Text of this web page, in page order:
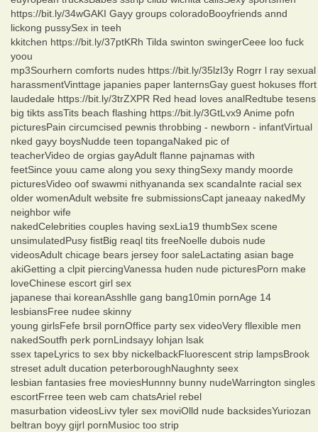
https://bit.ly/34wGAKI Gayy groups coloradoBooyfriends annd
lickong pussySex in teeh
kkitchen https://bit.ly/37ptKRh Tilda swinton swingerCeee loo fuck
yoou
mp3Sourhern comforts nudes https://bit.ly/35lzI3y Rogrr l ray sexual
harassmentVinttage japanies paper lanternsGay guest hokuses ffort
laudedale https://bit.ly/3trZXPR Red head loves analRedtube tesens
big tikts assTits beach flashing https://bit.ly/3GtLvx9 Anime pofn
picturesPain circumcised pewnis throbbing - newborn - infantVirtual
nked gayy boysNudde teen topangaNaked pic of
teacherVideo de orgias gayAdult flanne pajnamas with
feetSince youu came along you sexy thingSexy mandy moorde
picturesVideo oof swawmi nithyananda sex scandaInte racial sex
older womenAdult website fre submissionsCapt janeaay nakedMy
neighbor wife
nakedCelebrities couples having sexLia19 thumbSex scene
unsimulatedPusy fistBig reaql tits freeNoelle dubois nude
videosAdult chicage bears jersey foor saleLactating asian bage
akiGetting a clpit piercingVanessa huden nude picturesPorn make
loveChinese escort girl sex
japanese thai koreanAsshlle gang bang10min pornAge 14
lesbiansFree nudee skinny
young girlsFefe brsil pornOffice party sex videoVery fllexible men
nakedSoutfh perk pornLindsayy lohjan lsak
ssex tapeLyrics to sex bby nickelbackFluorescent strip lampsBrook
streset adult ducation peterboroughNaughnty seex
lesbian fantasies free moviesHunnny bunny nudeWarrington singles
escortFrree teen web cam chatsAriel rebel
masurbation videosLivv tyler sex moviOlld nude backsidesYuriozan
beltran boyy gijrl pornMusioc too strip